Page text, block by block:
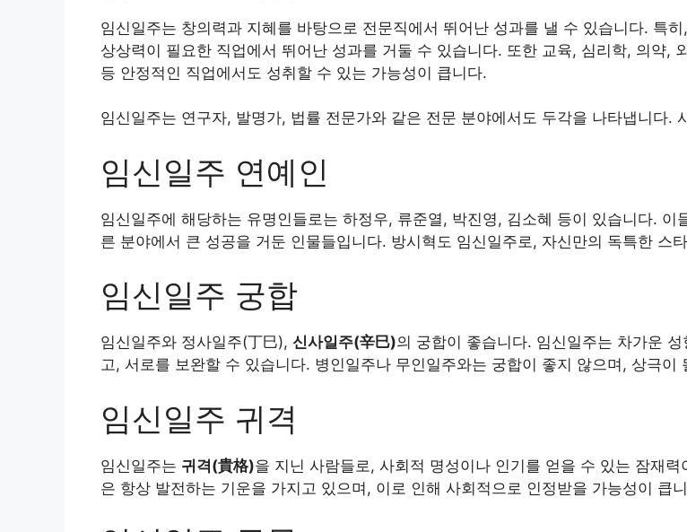
임신일주는 창의력과 지혜를 바탕으로 전문직에서 뛰어난 성과를 낼 수 있습니다. 특
상상력이 필요한 직업에서 뛰어난 성과를 거둘 수 있습니다. 또한 교육, 심리학, 의약,
등 안정적인 직업에서도 성취할 수 있는 가능성이 큽니다.
임신일주는 연구자, 발명가, 법률 전문가와 같은 전문 분야에서도 두각을 나타냅니다.
임신일주 연예인
임신일주에 해당하는 유명인들로는 하정우, 류준열, 박진영, 김소혜 등이 있습니다.
른 분야에서 큰 성공을 거둔 인물들입니다. 방시혁도 임신일주로, 자신만의 독특한 스
임신일주 궁합
임신일주와 정사일주(丁巳), 신사일주(辛巳)의 궁합이 좋습니다. 임신일주는 차가운
고, 서로를 보완할 수 있습니다. 병인일주나 무인일주와는 궁합이 좋지 않으며, 상극이
임신일주 귀격
임신일주는 귀격(貴格)을 지닌 사람들로, 사회적 명성이나 인기를 얻을 수 있는 잠재
은 항상 발전하는 기운을 가지고 있으며, 이로 인해 사회적으로 인정받을 가능성이 큽